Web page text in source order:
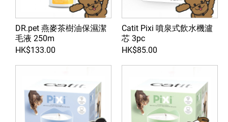
DR.pet 燕麥茶樹油保濕潔
毛液 250m
HK$133.00
Catit Pixi 噴泉式飲水機瀘
芯 3pc
HK$85.00